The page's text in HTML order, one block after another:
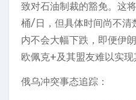
致对石油制裁的豁免。这
桶/日，但具体时间尚不清
内不会大幅下跌，即便伊
欧佩克+及其盟友难以实现
俄乌冲突事态追踪：